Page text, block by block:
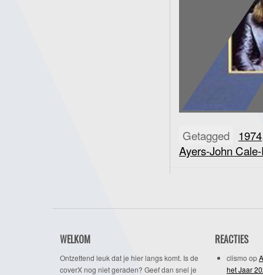
Getagged 1974
Ayers-John
WELKOM
Ontzettend leuk dat je hier langs komt. Is de
coverX nog niet geraden? Geef dan snel je
REACTIES
clismo op
het Jaar